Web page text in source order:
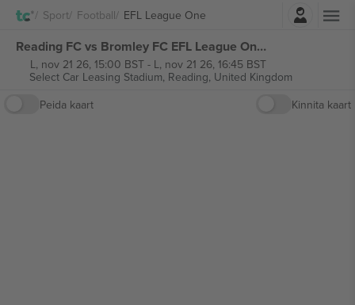
Sport Football EFL League OneLogi sisse
Reading FC vs Bromley FC EFL League One piletid
L, nov 21 26, 15:00 BST- L, nov 21 26, 16:45 BST
Select Car Leasing Stadium, Reading, United Kingdom
Peida kaart
Kinnita kaart